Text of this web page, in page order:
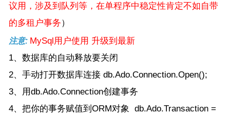
议用，涉及到队列等，在单程序中稳定性肯定不如自带
的多租户事务）
注意: MySql用户使用 升级到最新
1、数据库的自动释放要关闭
2、手动打开数据库连接 db.Ado.Connection.Open();
3、用db.Ado.Connection创建事务
4、把你的事务赋值到ORM对象 db.Ado.Transaction =